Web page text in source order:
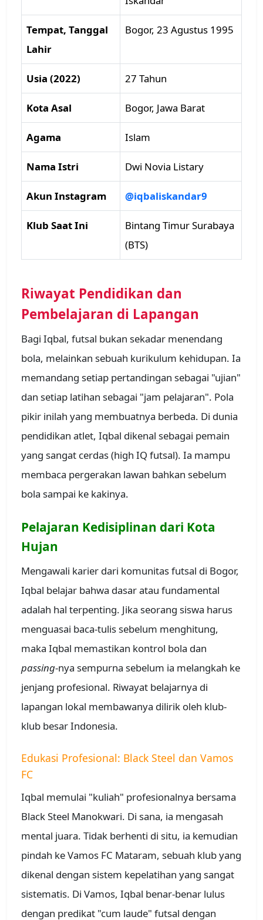
Tempat, Tanggal
Lahir
Bogor, 23 Agustus 1995
Usia (2022) 27 Tahun
Kota Asal Bogor, Jawa Barat
Agama Islam
Nama Istri Dwi Novia Listary
Akun Instagram @iqbaliskandar9
Klub Saat Ini
Bintang Timur Surabaya
(BTS)
Riwayat Pendidikan dan
Pembelajaran di Lapangan
Bagi Iqbal, futsal bukan sekadar menendang
bola, melainkan sebuah kurikulum kehidupan. Ia
memandang setiap pertandingan sebagai "ujian"
dan setiap latihan sebagai "jam pelajaran". Pola
pikir inilah yang membuatnya berbeda. Di dunia
pendidikan atlet, Iqbal dikenal sebagai pemain
yang sangat cerdas (high IQ futsal). Ia mampu
membaca pergerakan lawan bahkan sebelum
bola sampai ke kakinya.
Pelajaran Kedisiplinan dari Kota
Hujan
Mengawali karier dari komunitas futsal di Bogor,
Iqbal belajar bahwa dasar atau fundamental
adalah hal terpenting. Jika seorang siswa harus
menguasai baca-tulis sebelum menghitung,
maka Iqbal memastikan kontrol bola dan
passing-nya sempurna sebelum ia melangkah ke
jenjang profesional. Riwayat belajarnya di
lapangan lokal membawanya dilirik oleh klub-
klub besar Indonesia.
Edukasi Profesional: Black Steel dan Vamos
FC
Iqbal memulai "kuliah" profesionalnya bersama
Black Steel Manokwari. Di sana, ia mengasah
mental juara. Tidak berhenti di situ, ia kemudian
pindah ke Vamos FC Mataram, sebuah klub yang
dikenal dengan sistem kepelatihan yang sangat
sistematis. Di Vamos, Iqbal benar-benar lulus
dengan predikat "cum laude" futsal dengan